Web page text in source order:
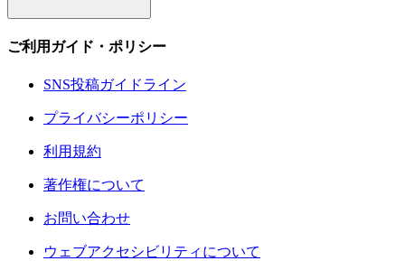
ご利用ガイド・ポリシー
SNS投稿ガイドライン
プライバシーポリシー
利用規約
著作権について
お問い合わせ
ウェブアクセシビリティについて